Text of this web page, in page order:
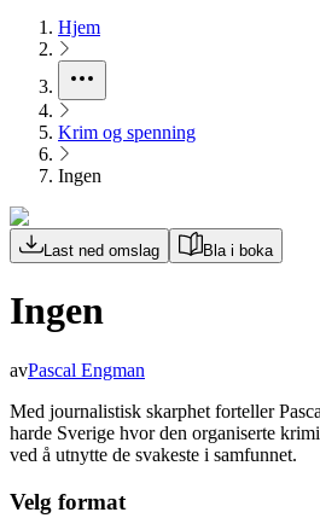
Hjem
Krim og spenning
Ingen
Last ned omslag Bla i boka
Ingen
avPascal Engman
Med journalistisk skarphet forteller
harde Sverige hvor den organiserte
ved å utnytte de svakeste i samfunnet.
Velg format